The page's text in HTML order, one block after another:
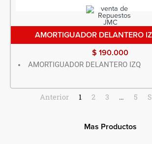
AMORTIGUADOR DELANTERO
$ 190.000
AMORTIGUADOR DELANTERO IZQ
Anterior 1 2 3 … 5
Mas Productos